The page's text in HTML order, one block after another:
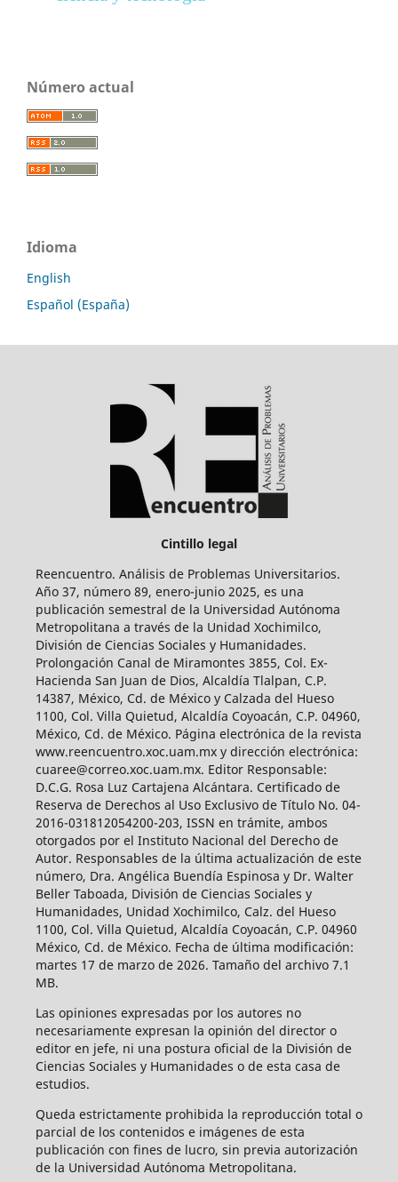
Número actual
Idioma
English
Español (España)
Cintillo legal
Reencuentro. Análisis de Problemas Universitarios.
Año 37, número 89, enero-junio 2025, es una
publicación semestral de la Universidad Autónoma
Metropolitana a través de la Unidad Xochimilco,
División de Ciencias Sociales y Humanidades.
Prolongación Canal de Miramontes 3855, Col. Ex-
Hacienda San Juan de Dios, Alcaldía Tlalpan, C.P.
14387, México, Cd. de México y Calzada del Hueso
1100, Col. Villa Quietud, Alcaldía Coyoacán, C.P. 04960,
México, Cd. de México. Página electrónica de la revista
www.reencuentro.xoc.uam.mx y dirección electrónica:
cuaree@correo.xoc.uam.mx. Editor Responsable:
D.C.G. Rosa Luz Cartajena Alcántara. Certificado de
Reserva de Derechos al Uso Exclusivo de Título No. 04-
2016-031812054200-203, ISSN en trámite, ambos
otorgados por el Instituto Nacional del Derecho de
Autor. Responsables de la última actualización de este
número, Dra. Angélica Buendía Espinosa y Dr. Walter
Beller Taboada, División de Ciencias Sociales y
Humanidades, Unidad Xochimilco, Calz. del Hueso
1100, Col. Villa Quietud, Alcaldía Coyoacán, C.P. 04960
México, Cd. de México. Fecha de última modificación:
martes 17 de marzo de 2026. Tamaño del archivo 7.1
MB.
Las opiniones expresadas por los autores no
necesariamente expresan la opinión del director o
editor en jefe, ni una postura oficial de la División de
Ciencias Sociales y Humanidades o de esta casa de
estudios.
Queda estrictamente prohibida la reproducción total o
parcial de los contenidos e imágenes de esta
publicación con fines de lucro, sin previa autorización
de la Universidad Autónoma Metropolitana.